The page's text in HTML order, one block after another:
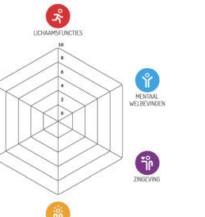
Trainers Positieve
Gezondheid in de
Noordkop
Vanuit ZONH draag ik bij aan
het vormgeven van het
netwerk Noordkop Gezond
voor Elkaar. Binnen dit
netwerk streven we met 22